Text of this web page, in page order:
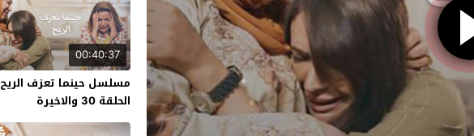
00:40:37
مسلسل حينما تعزف الريح
الحلقة 30 والاخيرة